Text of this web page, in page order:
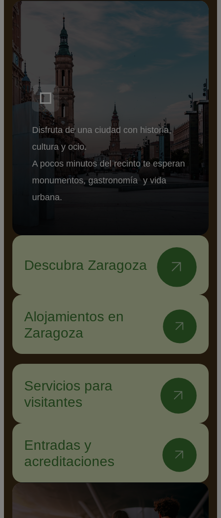
Disfruta de una ciudad con historia,
cultura y ocio.
A pocos minutos del recinto te esperan
monumentos, gastronomía y vida
urbana.
Descubra Zaragoza
Alojamientos en
Zaragoza
Servicios para
visitantes
Entradas y
acreditaciones